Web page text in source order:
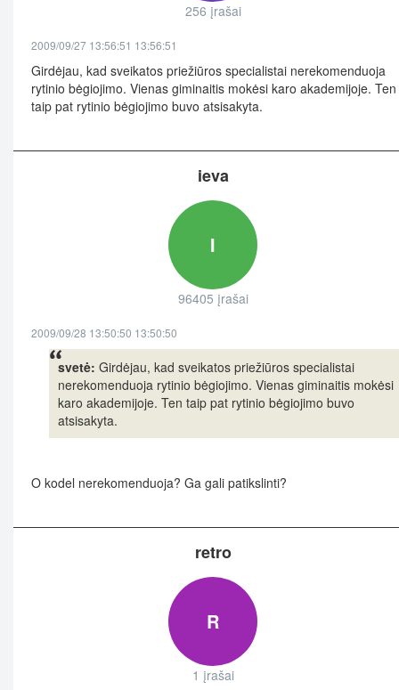
256 įrašai
2009/09/27 13:56:51 13:56:51
Girdėjau, kad sveikatos priežiūros specialistai nerekomenduoja
rytinio bėgiojimo. Vienas giminaitis mokėsi karo akademijoje. Ten
taip pat rytinio bėgiojimo buvo atsisakyta.
ieva
I
96405 įrašai
2009/09/28 13:50:50 13:50:50
svetė: Girdėjau, kad sveikatos priežiūros specialistai
nerekomenduoja rytinio bėgiojimo. Vienas giminaitis mokėsi
karo akademijoje. Ten taip pat rytinio bėgiojimo buvo
atsisakyta.
O kodel nerekomenduoja? Ga gali patikslinti?
retro
R
1 įrašai